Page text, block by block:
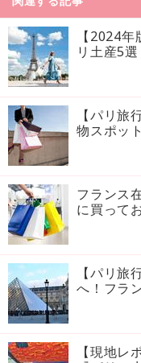
【2024
リ土産5選
【パリ旅
物スポッ
フランス
に買って
【パリ旅
へ！フラ
【現地レ